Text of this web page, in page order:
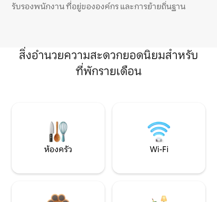
รับรองพนักงาน ที่อยู่ขององค์กร และการย้ายถิ่นฐาน
สิ่งอำนวยความสะดวกยอดนิยมสำหรับ
ที่พักรายเดือน
ห้องครัว Wi-Fi